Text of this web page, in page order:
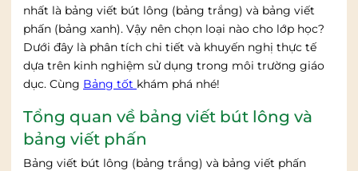
nhất là bảng viết bút lông (bảng trắng) và bảng viết
phấn (bảng xanh). Vậy nên chọn loại nào cho lớp học?
Dưới đây là phân tích chi tiết và khuyến nghị thực tế
dựa trên kinh nghiệm sử dụng trong môi trường giáo
dục. Cùng Bảng tốt khám phá nhé!
Tổng quan về bảng viết bút lông và
bảng viết phấn
Bảng viết bút lông (bảng trắng) và bảng viết phấn